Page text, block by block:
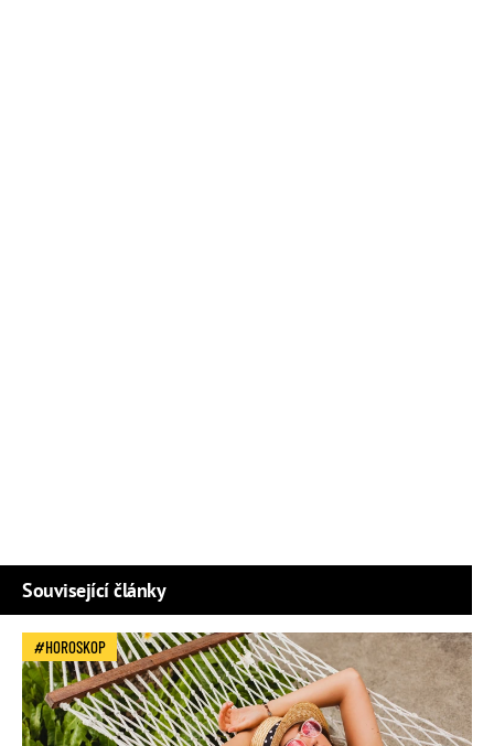
Související články
HOROSKOP